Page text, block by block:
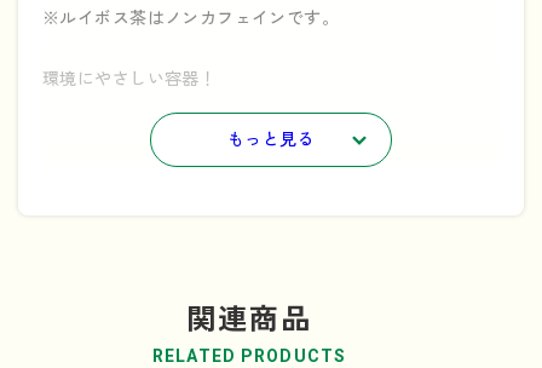
※ルイボス茶はノンカフェインです。
環境にやさしい容器！
・よつ葉オレ（チルドカップ）シリーズのオーバーキャッ
プを外すことで、プラスチックの使用量を削減していま
生可能な有機資源を使用するプラスチック
もっと見る
関連商品
RELATED PRODUCTS